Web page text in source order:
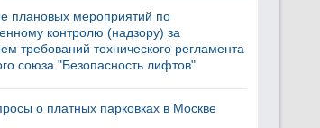
плановых мероприятий по
контролю (надзору) за
требований технического регламента
союза "Безопасность лифтов"
о платных парковках в Москве